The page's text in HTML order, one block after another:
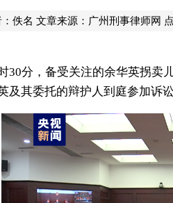
佚名 文章来源： 广州刑事律师网
30分，备受关注的余华英拐卖
及其委托的辩护人到庭参加诉